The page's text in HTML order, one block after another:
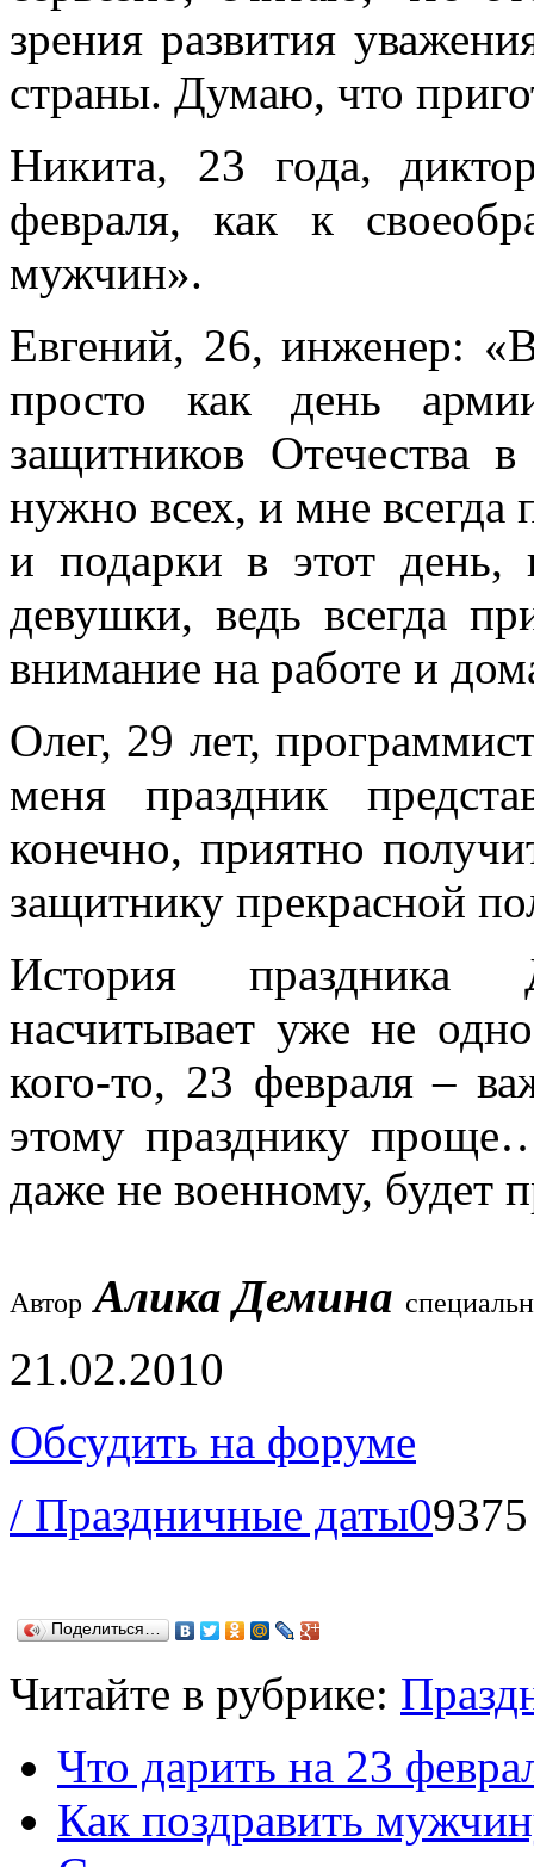
зрения развития
страны. Думаю, что
Никита, 23 года,
февраля, как к
мужчин».
Евгений, 26, инженер:
просто как день
защитников Отечества
нужно всех, и мне всегда
и подарки в этот день,
девушки, ведь всегда
внимание на работе и
Олег, 29 лет,
меня праздник
конечно, приятно
защитнику прекрасной
История праздника
насчитывает уже не
кого-то, 23 февраля –
этому празднику
даже не военному, будет
Автор Алика Демина
21.02.2010
Обсудить на форуме
/ Праздничные даты09375
Поделиться…
Читайте в рубрике:
Что дарить на 23
Как поздравить